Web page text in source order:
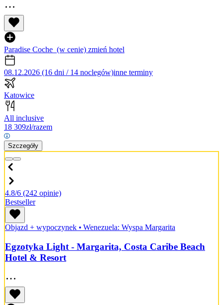
Paradise Coche (w cenie) zmień hotel
08.12.2026 (16 dni / 14 noclegów)inne terminy
Katowice
All inclusive
18 309zł/razem
Szczegóły
4.8/6 (242 opinie)
Bestseller
Objazd + wypoczynek • Wenezuela: Wyspa Margarita
Egzotyka Light - Margarita, Costa Caribe Beach
Hotel & Resort